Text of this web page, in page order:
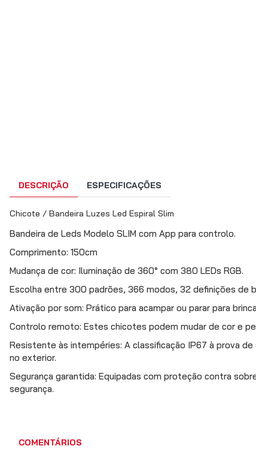
DESCRIÇÃO ESPECIFICAÇÕES
Chicote / Bandeira Luzes Led Espiral Slim
Bandeira de Leds Modelo SLIM com App para controlo.
Comprimento: 150cm
Mudança de cor: Iluminação de 360° com 380 LEDs RGB.
Escolha entre 300 padrões, 366 modos, 32 definições de
Ativação por som: Prático para acampar ou parar para
Controlo remoto: Estes chicotes podem mudar de cor e
Resistente às intempéries: A classificação IP67 à prova
no exterior.
Segurança garantida: Equipadas com proteção contra
segurança.
COMENTÁRIOS